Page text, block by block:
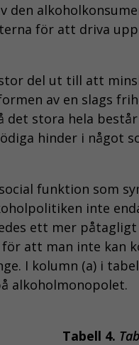
för att driva
del ut till att
av en slags
stora hela
hinder i
funktion som
inte
ett mer
att man inte
I kolumn (a) i
alkoholmonopolet.
Tabell 4.